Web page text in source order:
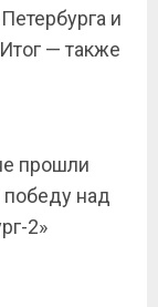
и
— также
прошли
над
2»